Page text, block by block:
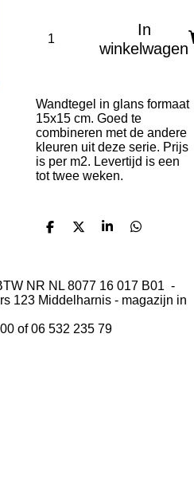
In
winkelwagen
Wandtegel in glans formaat
15x15 cm. Goed te
combineren met de andere
kleuren uit deze serie. Prijs
is per m2. Levertijd is een
tot twee weken.
D
n
D
S
e
D
n
NR NL 8077 16 017 B01 -
123 Middelharnis - magazijn in
of 06 532 235 79